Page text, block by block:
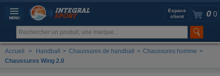
0 0
Espace
client
Accueil > Handball > Chaussures de handball > Chaussures homme >
Chaussures Wing 2.0